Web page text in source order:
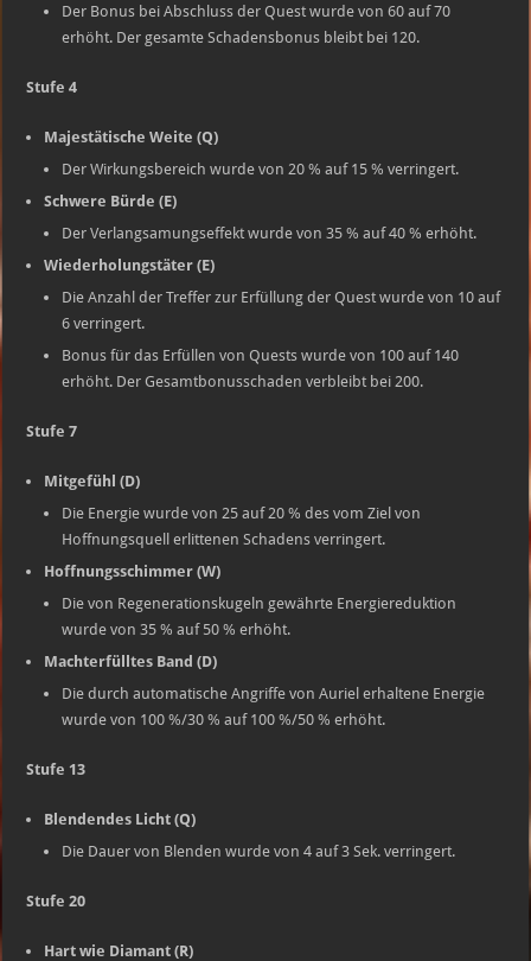
Der Bonus bei Abschluss der Quest wurde von 60 auf 70
erhöht. Der gesamte Schadensbonus bleibt bei 120.
Stufe 4
Majestätische Weite (Q)
Der Wirkungsbereich wurde von 20 % auf 15 % verringert.
Schwere Bürde (E)
Der Verlangsamungseffekt wurde von 35 % auf 40 % erhöht.
Wiederholungstäter (E)
Die Anzahl der Treffer zur Erfüllung der Quest wurde von 10 auf
6 verringert.
Bonus für das Erfüllen von Quests wurde von 100 auf 140
erhöht. Der Gesamtbonusschaden verbleibt bei 200.
Stufe 7
Mitgefühl (D)
Die Energie wurde von 25 auf 20 % des vom Ziel von
Hoffnungsquell erlittenen Schadens verringert.
Hoffnungsschimmer (W)
Die von Regenerationskugeln gewährte Energiereduktion
wurde von 35 % auf 50 % erhöht.
Machterfülltes Band (D)
Die durch automatische Angriffe von Auriel erhaltene Energie
wurde von 100 %/30 % auf 100 %/50 % erhöht.
Stufe 13
Blendendes Licht (Q)
Die Dauer von Blenden wurde von 4 auf 3 Sek. verringert.
Stufe 20
Hart wie Diamant (R)